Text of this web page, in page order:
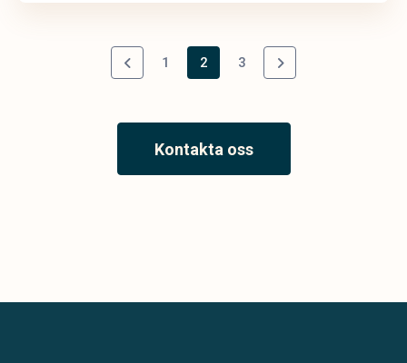
1 2 3
Kontakta oss